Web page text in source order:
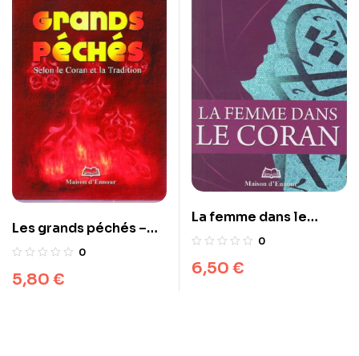
Les grands péchés –
Selon le Coran et la
0
5,80 €
La femme dans le
Coran
0
6,50 €